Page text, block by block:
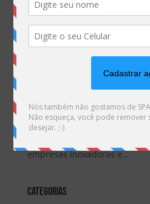
FINEP lança Plano de Recuperação
regularização de empresas
Marketing MHemann|
Inovação (MCTIC), lançou um
Recuperação de Crédito à
empresas inovadoras e...
Categorias